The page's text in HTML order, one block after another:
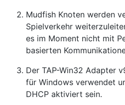
Mudfish Knoten werden
Spielverkehr
es im Moment nicht mit
basierten
Der TAP-Win32 Adapter
für Windows verwendet
DHCP aktiviert sein.